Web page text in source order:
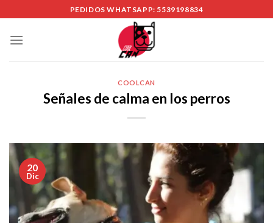
to
content
PEDIDOS WHATSAPP: 5539198834
COOLCAN
Señales de calma en los perros
20
Dic